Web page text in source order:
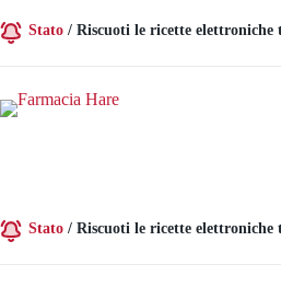
al
contenuto
Stato / Riscuoti le ricette
Stato / Riscuoti le ricette